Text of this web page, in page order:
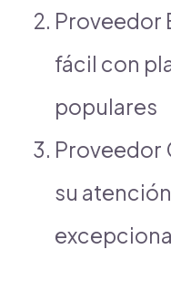
Proveedor
fácil con
populares
Proveedor
su